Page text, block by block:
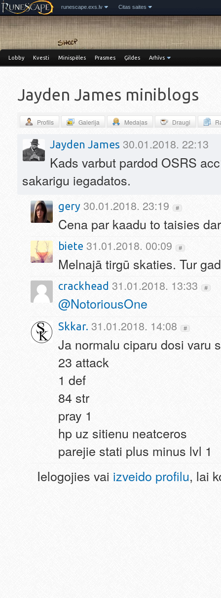
runescape.exs.lv Citas saites
Lobby Kvesti Minispēles Prasmes Ģildes Arhīvs
Jayden James miniblogs
Profils Galerija Medaļas Draugi
Jayden James 30.01.2018. 22:13
Kads varbut pardod OSRS
sakarigu iegadatos.
gery 30.01.2018. 23:19 #
Cena par kaadu to taisies
biete 31.01.2018. 00:09 #
Melnajā tirgū skaties. Tur
crackhead 31.01.2018. 13:33 #
@NotoriousOne
Skkar. 31.01.2018. 14:08 #
Ja normalu ciparu dosi varu
23 attack
1 def
84 str
pray 1
hp uz sitienu neatceros
parejie stati plus minus lvl 1
Ielogojies vai izveido profilu, lai